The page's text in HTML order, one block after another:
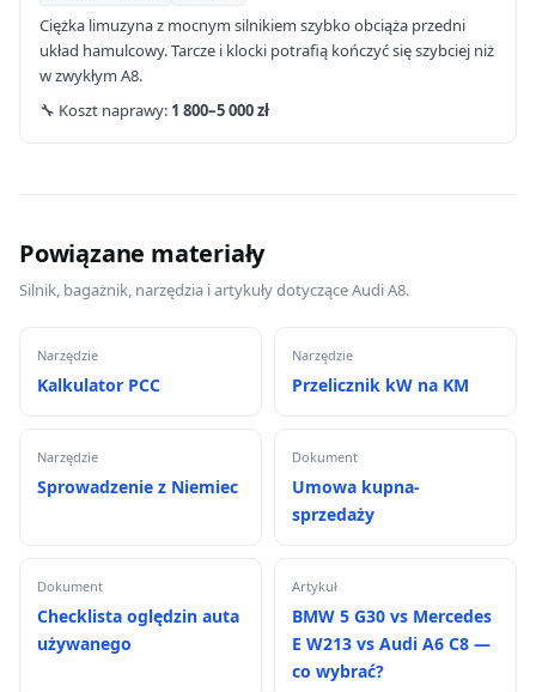
Ciężka limuzyna z mocnym silnikiem szybko obciąża przedni
układ hamulcowy. Tarcze i klocki potrafią kończyć się szybciej niż
w zwykłym A8.
🔧 Koszt naprawy: 1 800–5 000 zł
Powiązane materiały
Silnik, bagażnik, narzędzia i artykuły dotyczące Audi A8.
Narzędzie
Kalkulator PCC
Narzędzie
Przelicznik kW na KM
Narzędzie
Sprowadzenie z Niemiec
Dokument
Umowa kupna-
sprzedaży
Dokument
Checklista oględzin auta
używanego
Artykuł
BMW 5 G30 vs Mercedes
E W213 vs Audi A6 C8 —
co wybrać?